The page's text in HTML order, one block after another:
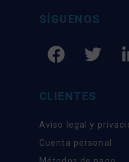
SÍGUENOS
CLIENTES
Aviso legal y
Cuenta personal